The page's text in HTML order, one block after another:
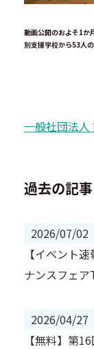
動画公開のおよそ1か
別支援学校から53人
一般社団法
過去の記事
2026/07/02
【イベント
ナンスフェア
2026/04/27
【無料】第